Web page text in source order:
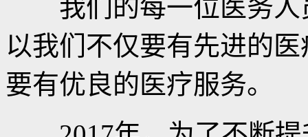
我们的每一位医务人
以我们不仅要有先进的
要有优良的医疗服务。